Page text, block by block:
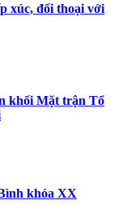
xúc, đối thoại với
khối Mặt trận Tổ
khóa XX